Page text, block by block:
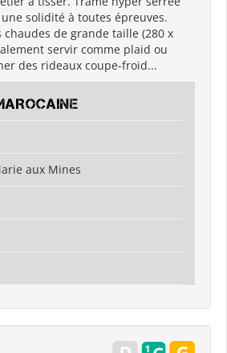
solidité à toutes épreuves.
chaudes de grande taille (280 x
servir comme plaid ou
des rideaux coupe-froid...
aux Mines